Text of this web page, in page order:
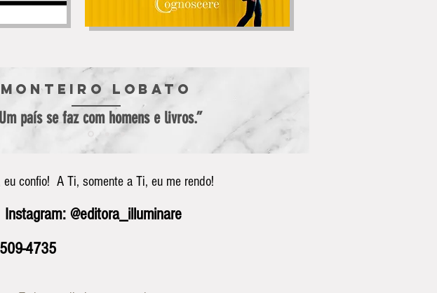
Monteiro Lobato
país se faz com homens e livros.”
eu confio! A Ti, somente a Ti, eu me rendo!
@editora_illuminare
4735